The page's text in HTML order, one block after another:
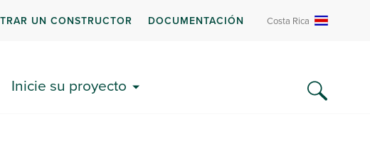
UN CONSTRUCTOR DOCUMENTACIÓN Costa Rica
Inicie su proyecto